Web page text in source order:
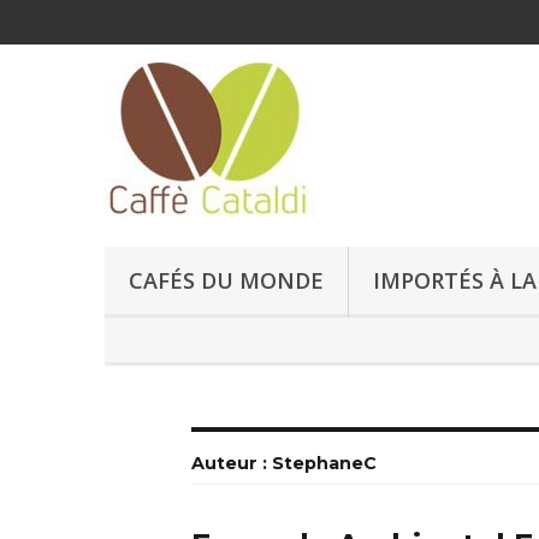
CAFÉS DU MONDE IMPORTÉS À
Auteur : StephaneC